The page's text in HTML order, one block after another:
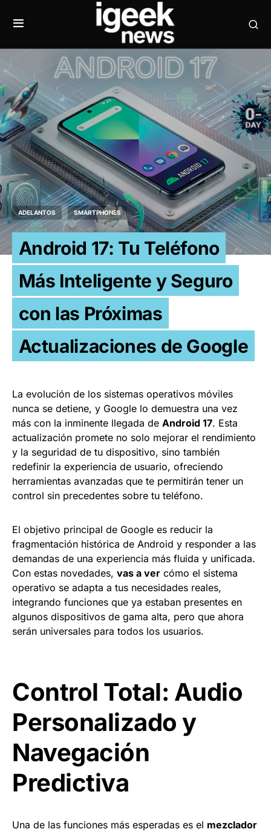
ADELANTOS SMARTPHONES
Android 17: Tu Teléfono
Más Inteligente y Seguro
con las Próximas
Actualizaciones de Google
La evolución de los sistemas operativos móviles
nunca se detiene, y Google lo demuestra una vez
más con la inminente llegada de Android 17. Esta
actualización promete no solo mejorar el rendimiento
y la seguridad de tu dispositivo, sino también
redefinir la experiencia de usuario, ofreciendo
herramientas avanzadas que te permitirán tener un
control sin precedentes sobre tu teléfono.
El objetivo principal de Google es reducir la
fragmentación histórica de Android y responder a las
demandas de una experiencia más fluida y unificada.
Con estas novedades, vas a ver cómo el sistema
operativo se adapta a tus necesidades reales,
integrando funciones que ya estaban presentes en
algunos dispositivos de gama alta, pero que ahora
serán universales para todos los usuarios.
Control Total: Audio
Personalizado y
Navegación
Predictiva
Una de las funciones más esperadas es el mezclador